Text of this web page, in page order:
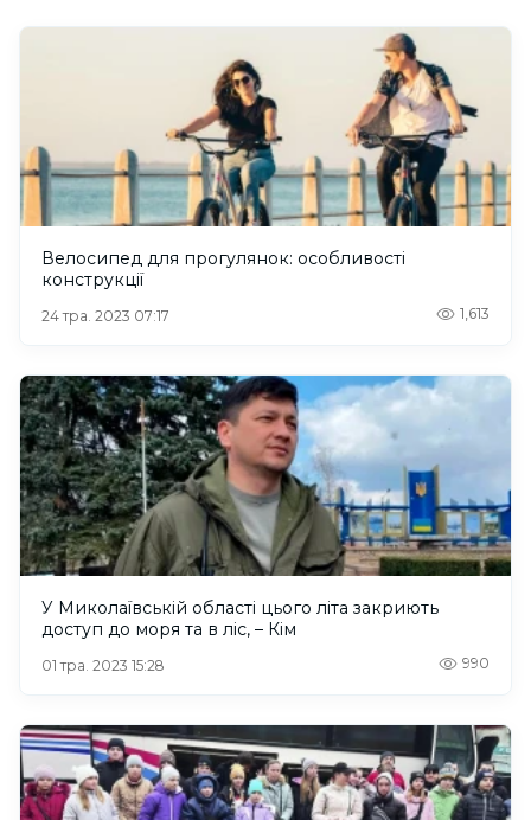
Велосипед для прогулянок: особливості
конструкції
24 тра. 2023 07:17 1,613
У Миколаївській області цього літа закриють
доступ до моря та в ліс, – Кім
01 тра. 2023 15:28 990